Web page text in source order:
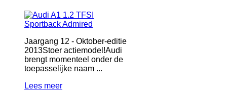
Jaargang 12 - Oktober-editie
2013Stoer actiemodel!Audi
brengt momenteel onder de
toepasselijke naam ...
Lees meer